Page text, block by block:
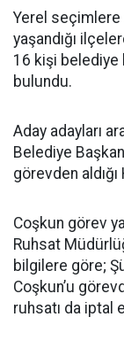
Yerel seçimlere
yaşandığı
16 kişi belediye
bulundu.
Aday adayları
Belediye
görevden
Coşkun görev
Ruhsat
bilgilere göre;
Coşkun’u
ruhsatı da iptal